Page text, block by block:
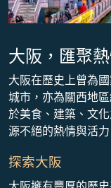
大阪，匯聚
大阪在歷史上曾為
城市，亦為關西地
於美食、建築、文
源不絕的熱情與活
探索大阪